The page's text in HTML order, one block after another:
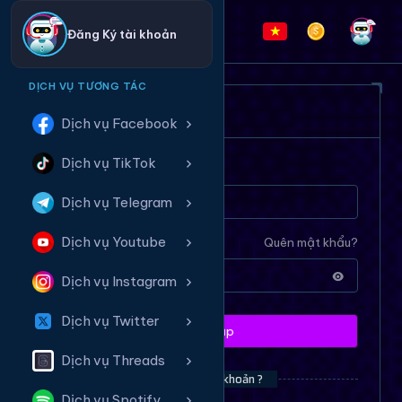
Đăng Ký tài khoản
DỊCH VỤ TƯƠNG TÁC
Dịch vụ Facebook
Dịch vụ TikTok
Dịch vụ Telegram
Dịch vụ Youtube
Dịch vụ Instagram
Dịch vụ Twitter
Dịch vụ Threads
ĐĂNG NHẬP HỆ THỐNG
Tên tài khoản
Quên mật khẩu?
Mật khẩu
Đăng nhập
Bạn chưa có tài khoản ?